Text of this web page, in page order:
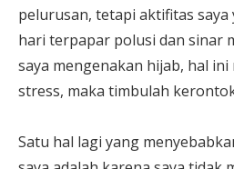
pelurusan, tetapi aktifitas
hari terpapar polusi dan sinar
saya mengenakan hijab, hal
stress, maka timbulah
Satu hal lagi yang